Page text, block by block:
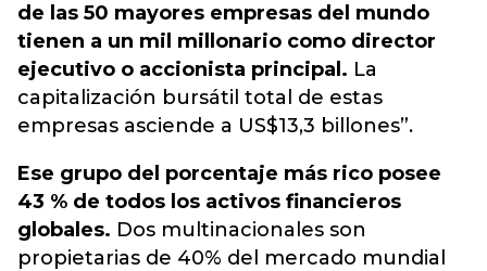
de las 50 mayores empresas del mundo
tienen a un mil millonario como director
ejecutivo o accionista principal. La
capitalización bursátil total de estas
empresas asciende a US$13,3 billones”.
Ese grupo del porcentaje más rico posee
43 % de todos los activos financieros
globales. Dos multinacionales son
propietarias de 40% del mercado mundial